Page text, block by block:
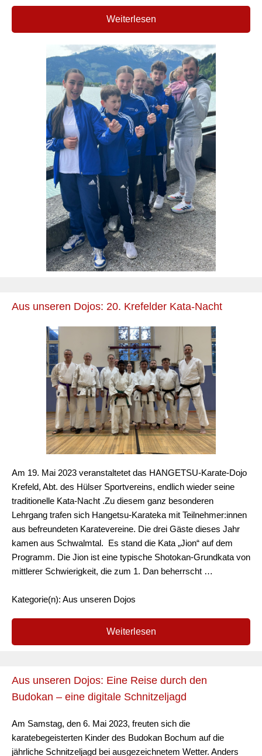
Weiterlesen
Aus unseren Dojos: 20. Krefelder Kata-Nacht
Am 19. Mai 2023 veranstaltetet das HANGETSU-Karate-Dojo
Krefeld, Abt. des Hülser Sportvereins, endlich wieder seine
traditionelle Kata-Nacht .Zu diesem ganz besonderen
Lehrgang trafen sich Hangetsu-Karateka mit Teilnehmer:innen
aus befreundeten Karatevereine. Die drei Gäste dieses Jahr
kamen aus Schwalmtal. Es stand die Kata „Jion“ auf dem
Programm. Die Jion ist eine typische Shotokan-Grundkata von
mittlerer Schwierigkeit, die zum 1. Dan beherrscht …
Kategorie(n): Aus unseren Dojos
Weiterlesen
Aus unseren Dojos: Eine Reise durch den
Budokan – eine digitale Schnitzeljagd
Am Samstag, den 6. Mai 2023, freuten sich die
karatebegeisterten Kinder des Budokan Bochum auf die
jährliche Schnitzeljagd bei ausgezeichnetem Wetter. Anders